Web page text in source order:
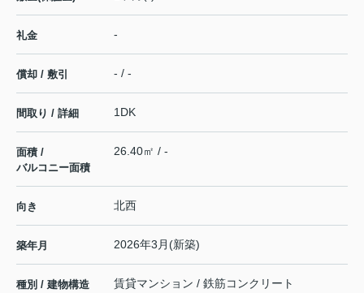
礼金 -
償却 / 敷引 - / -
間取り / 詳細 1DK
面積 /
バルコニー面積
26.40㎡ / -
向き 北西
築年月 2026年3月(新築)
種別 / 建物構造 賃貸マンション / 鉄筋コンクリート